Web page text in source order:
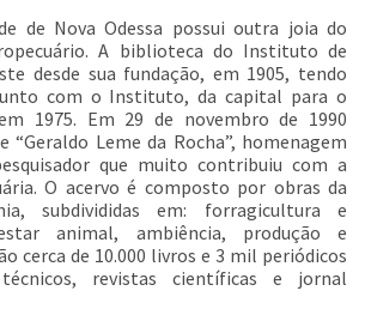
de Nova Odessa possui outra joia do
A biblioteca do Instituto de
desde sua fundação, em 1905, tendo
com o Instituto, da capital para o
1975. Em 29 de novembro de 1990
“Geraldo Leme da Rocha”, homenagem
que muito contribuiu com a
O acervo é composto por obras da
subdivididas em: forragicultura e
animal, ambiência, produção e
cerca de 10.000 livros e 3 mil periódicos
revistas científicas e jornal